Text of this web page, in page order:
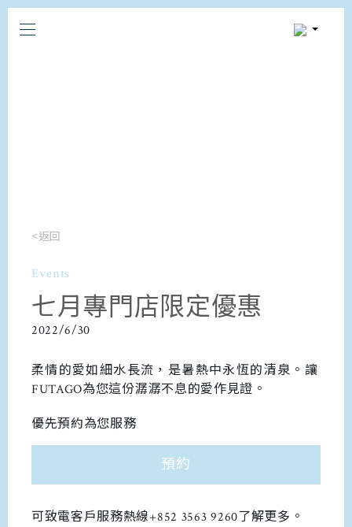
<返回
Events
七月專門店限定優惠
2022/6/30
柔情的愛如細水長流，是暑熱中永恆的清泉。 讓
FUTAGO為您這份潺潺不息的愛作見證。
優先預約為您服務
預約
可致電客戶服務熱線+852 3563 9260了解更多。